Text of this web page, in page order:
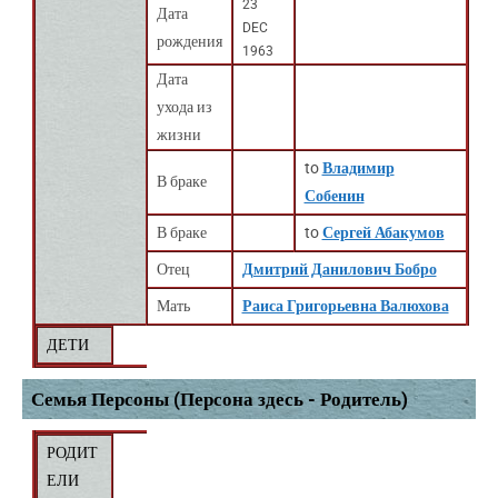
Дата
рождения
23
DEC
1963
Дата
ухода из
жизни
В браке
toВладимир
Собенин
В браке toСергей Абакумов
Отец Дмитрий Данилович Бобро
Мать Раиса Григорьевна Валюхова
ДЕТИ
Семья Персоны (Персона здесь - Родитель)
РОДИТ
ЕЛИ